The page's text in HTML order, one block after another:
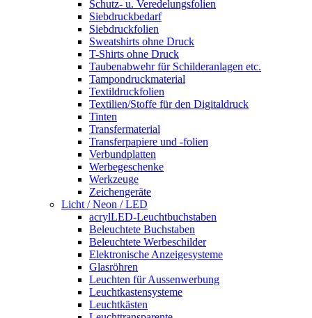
Schutz- u. Veredelungsfolien
Siebdruckbedarf
Siebdruckfolien
Sweatshirts ohne Druck
T-Shirts ohne Druck
Taubenabwehr für Schilderanlagen etc.
Tampondruckmaterial
Textildruckfolien
Textilien/Stoffe für den Digitaldruck
Tinten
Transfermaterial
Transferpapiere und -folien
Verbundplatten
Werbegeschenke
Werkzeuge
Zeichengeräte
Licht / Neon / LED
acrylLED-Leuchtbuchstaben
Beleuchtete Buchstaben
Beleuchtete Werbeschilder
Elektronische Anzeigesysteme
Glasröhren
Leuchten für Aussenwerbung
Leuchtkastensysteme
Leuchtkästen